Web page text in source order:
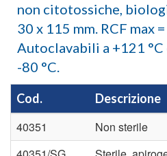
non citotossiche,
30 x 115 mm. RCF max
Autoclavabili a +121
-80 °C.
Cod. Descrizione
40351 Non sterile